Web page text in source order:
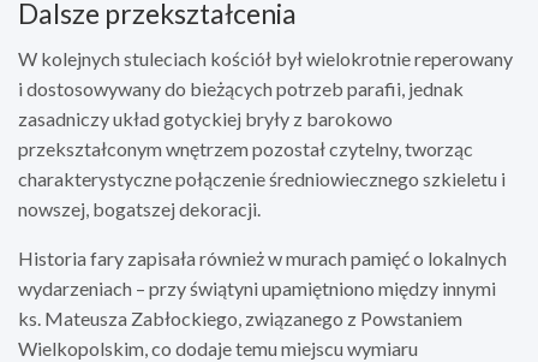
Dalsze przekształcenia
W kolejnych stuleciach kościół był wielokrotnie reperowany
i dostosowywany do bieżących potrzeb parafii, jednak
zasadniczy układ gotyckiej bryły z barokowo
przekształconym wnętrzem pozostał czytelny, tworząc
charakterystyczne połączenie średniowiecznego szkieletu i
nowszej, bogatszej dekoracji.
Historia fary zapisała również w murach pamięć o lokalnych
wydarzeniach – przy świątyni upamiętniono między innymi
ks. Mateusza Zabłockiego, związanego z Powstaniem
Wielkopolskim, co dodaje temu miejscu wymiaru